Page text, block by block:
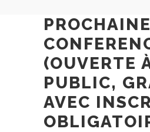
PROCHAINE
(OUVERTE
PUBLIC,
AVEC